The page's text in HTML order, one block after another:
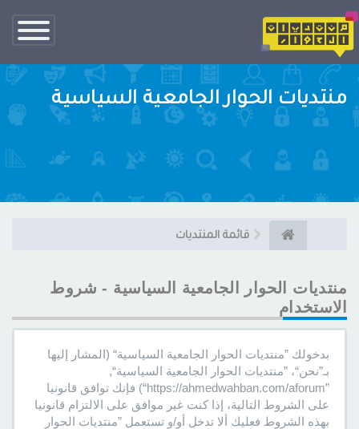
تبديل
الناف
منتديات الحوار الجامعية السياسية
قائمة المنتديات
منتديات الحوار الجامعية السياسية - شروط
الاستخدام
بدخولك ”منتديات الحوار الجامعية السياسية“ (المشار إليها
بـ”نحن“، ”منتديات الحوار الجامعية السياسية“,
”https://ahmedwahban.com/aforum“) فإنك توافق قانونيا
على الشروط التالية، إذا كنت غير موافق على الالتزام قانونيا
بهذه الشروط فعليك ألا تدخل أو/و تستعمل ”منتديات الحوار